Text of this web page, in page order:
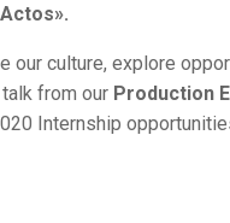
our culture, explore
from our Production
Internship